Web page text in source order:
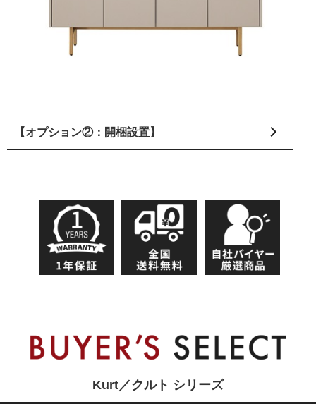
【オプション②：開梱設置】
Kurt／クルト シリーズ